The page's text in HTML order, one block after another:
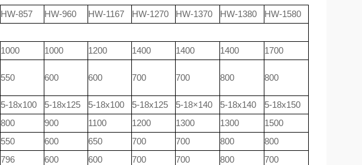
HW-857 HW-960 HW-1167 HW-1270 HW-1370 HW-1380
HW-1580
1000 1000 1200 1400 1400 1400
1700
550 600 600 700 700 800 800
5-18x100 5-18x125 5-18x100 5-18x125 5-18×140 5-18x140
5-18x150
800 900 1100 1200 1300 1300
1500
550 600 650 700 700 800
800
796 600 600 700 700 800
700